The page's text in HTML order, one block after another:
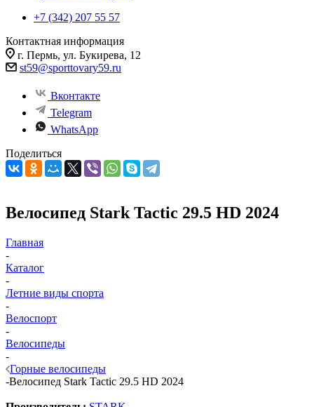
+7 (342) 207 55 57
Контактная информация
г. Пермь, ул. Букирева, 12
st59@sporttovary59.ru
Вконтакте
Telegram
WhatsApp
Поделиться
Велосипед Stark Tactic 29.5 HD 2024
Главная
-
Каталог
-
Летние виды спорта
-
Велоспорт
-
Велосипеды
-
Горные велосипеды
-Велосипед Stark Tactic 29.5 HD 2024